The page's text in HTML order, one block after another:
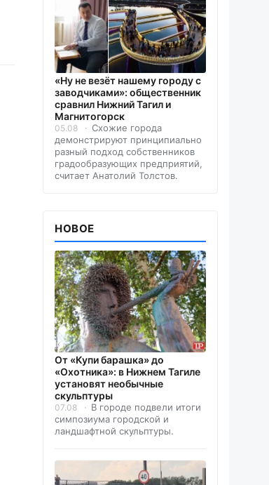
«Ну не везёт нашему городу с
заводчиками»: общественник
сравнил Нижний Тагил и
Магнитогорск
05.08
Схожие города
демонстрируют принципиально
разный подход собственников
градообразующих предприятий,
считает Анатолий Толстов.
НОВОЕ
От «Купи барашка» до
«Охотника»: в Нижнем Тагиле
установят необычные
скульптуры
07.08
В городе подвели итоги
симпозиума городской и
ландшафтной скульптуры.